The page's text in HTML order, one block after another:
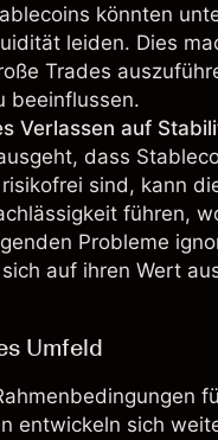
könnten
leiden. Dies
Trades
beeinflussen.
Verlassen auf
dass
sind, kann
führen,
Probleme
auf ihren Wert
Umfeld
entwickeln sich